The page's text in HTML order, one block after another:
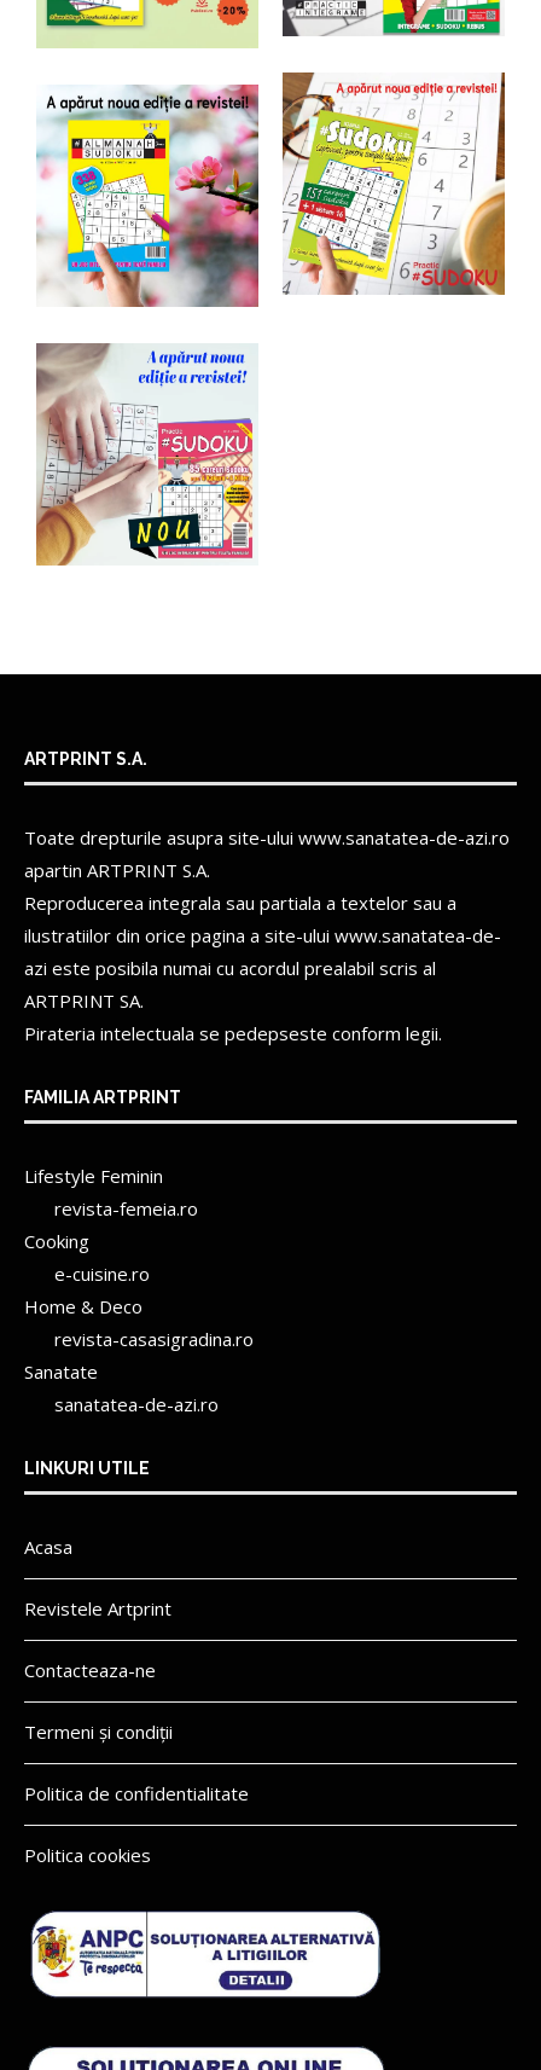
ARTPRINT S.A.
Toate drepturile asupra site-ului www.sanatatea-de-azi.ro
apartin ARTPRINT S.A.
Reproducerea integrala sau partiala a textelor sau a
ilustratiilor din orice pagina a site-ului www.sanatatea-de-
azi este posibila numai cu acordul prealabil scris al
ARTPRINT SA.
Pirateria intelectuala se pedepseste conform legii.
FAMILIA ARTPRINT
Lifestyle Feminin
revista-femeia.ro
Cooking
e-cuisine.ro
Home & Deco
revista-casasigradina.ro
Sanatate
sanatatea-de-azi.ro
LINKURI UTILE
Acasa
Revistele Artprint
Contacteaza-ne
Termeni și condiții
Politica de confidentialitate
Politica cookies